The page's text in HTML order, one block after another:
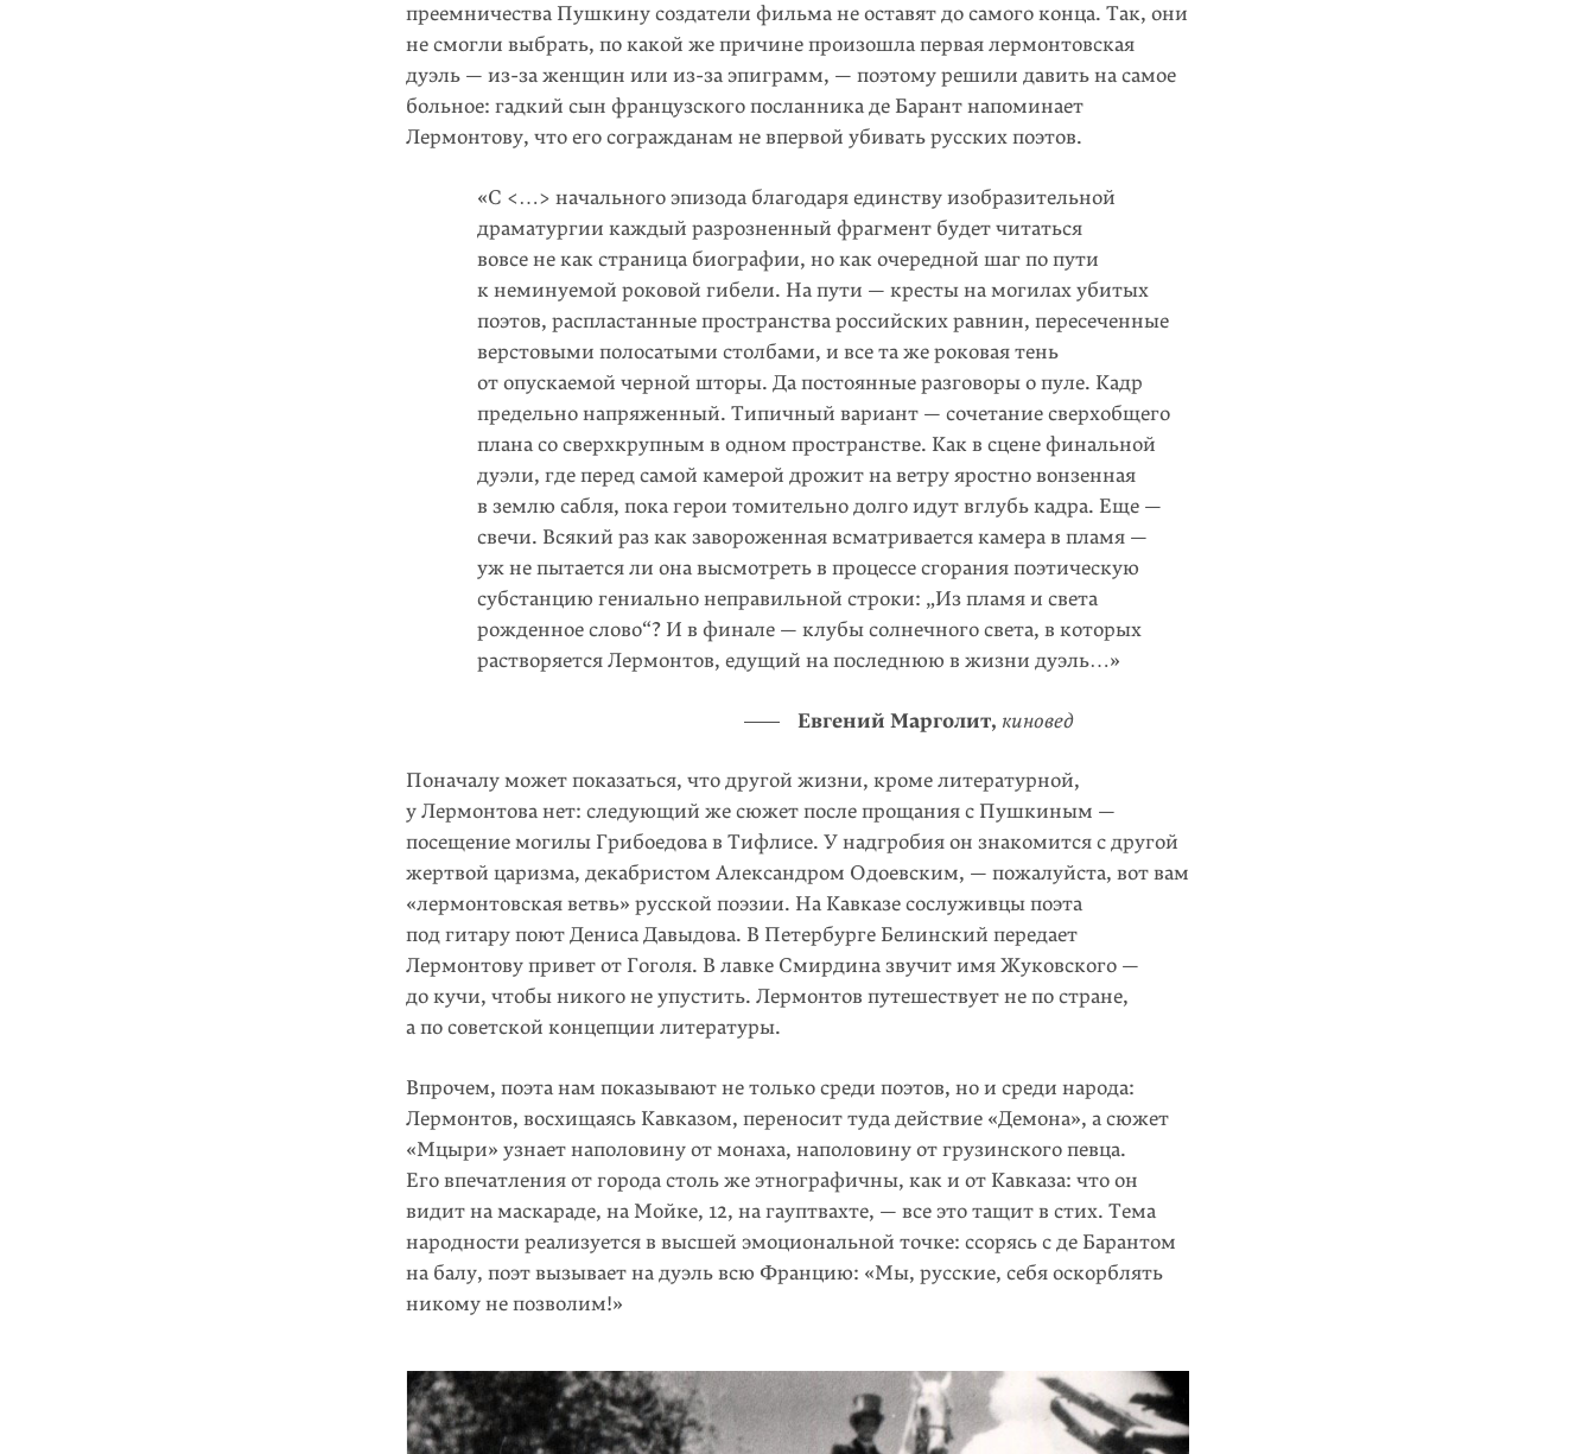
преемничества Пушкину создатели фильма не оставят до самого конца. Так, они
не смогли выбрать, по какой же причине произошла первая лермонтовская
дуэль — из-за женщин или из-за эпиграмм, — поэтому решили давить на самое
больное: гадкий сын французского посланника де Барант напоминает
Лермонтову, что его согражданам не впервой убивать русских поэтов.
«С <…> начального эпизода благодаря единству изобразительной
драматургии каждый разрозненный фрагмент будет читаться
вовсе не как страница биографии, но как очередной шаг по пути
к неминуемой роковой гибели. На пути — кресты на могилах убитых
поэтов, распластанные пространства российских равнин, пересеченные
верстовыми полосатыми столбами, и все та же роковая тень
от опускаемой черной шторы. Да постоянные разговоры о пуле. Кадр
предельно напряженный. Типичный вариант — сочетание сверхобщего
плана со сверхкрупным в одном пространстве. Как в сцене финальной
дуэли, где перед самой камерой дрожит на ветру яростно вонзенная
в землю сабля, пока герои томительно долго идут вглубь кадра. Еще —
свечи. Всякий раз как завороженная всматривается камера в пламя —
уж не пытается ли она высмотреть в процессе сгорания поэтическую
субстанцию гениально неправильной строки: „Из пламя и света
рожденное слово“? И в финале — клубы солнечного света, в которых
растворяется Лермонтов, едущий на последнюю в жизни дуэль…»
Евгений Марголит, киновед
Поначалу может показаться, что другой жизни, кроме литературной,
у Лермонтова нет: следующий же сюжет после прощания с Пушкиным —
посещение могилы Грибоедова в Тифлисе. У надгробия он знакомится с другой
жертвой царизма, декабристом Александром Одоевским, — пожалуйста, вот вам
«лермонтовская ветвь» русской поэзии. На Кавказе сослуживцы поэта
под гитару поют Дениса Давыдова. В Петербурге Белинский передает
Лермонтову привет от Гоголя. В лавке Смирдина звучит имя Жуковского —
до кучи, чтобы никого не упустить. Лермонтов путешествует не по стране,
а по советской концепции литературы.
Впрочем, поэта нам показывают не только среди поэтов, но и среди народа:
Лермонтов, восхищаясь Кавказом, переносит туда действие «Демона», а сюжет
«Мцыри» узнает наполовину от монаха, наполовину от грузинского певца.
Его впечатления от города столь же этнографичны, как и от Кавказа: что он
видит на маскараде, на Мойке, 12, на гауптвахте, — все это тащит в стих. Тема
народности реализуется в высшей эмоциональной точке: ссорясь с де Барантом
на балу, поэт вызывает на дуэль всю Францию: «Мы, русские, себя оскорблять
никому не позволим!»